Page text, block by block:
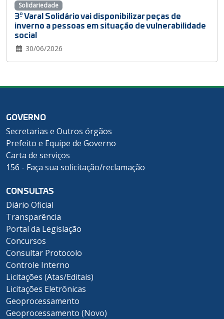
3º Varal Solidário vai disponibilizar peças de
inverno a pessoas em situação de vulnerabilidade
social
30/06/2026
Solidariedade
GOVERNO
Secretarias e Outros órgãos
Prefeito e Equipe de Governo
Carta de serviços
156 - Faça sua solicitação/reclamação
CONSULTAS
Diário Oficial
Transparência
Portal da Legislação
Concursos
Consultar Protocolo
Controle Interno
Licitações (Atas/Editais)
Licitações Eletrônicas
Geoprocessamento
Geoprocessamento (Novo)